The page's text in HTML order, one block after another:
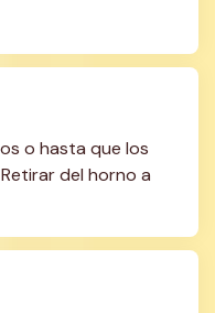
o hasta que los
del horno a